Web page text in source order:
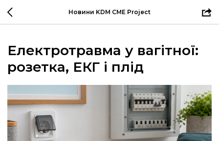
Новини KDM CME Project
Електротравма у вагітної:
розетка, ЕКГ і плід